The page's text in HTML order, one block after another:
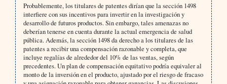
Probablemente, los titulares de patentes dirían que la sección 1498
interfiere con sus incentivos para invertir en la investigación y
desarrollo de futuros productos. Sin embargo, tales amenazas no
deberían tenerse en cuenta durante la actual emergencia de salud
pública. Además, la sección 1498 da derecho a los titulares de las
patentes a recibir una compensación razonable y completa, que
incluye regalías de alrededor del 10% de las ventas, según
precedentes. Un plan de compensación equitativo podría equivaler al
monto de la inversión en el producto, ajustado por el riesgo de fracaso